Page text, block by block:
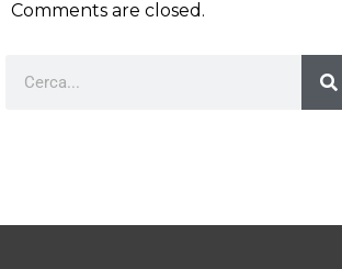
Comments are closed.